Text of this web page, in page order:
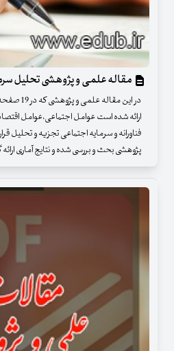
مقاله علمی و پژوهشی تحلیل
ارائه شده است عوامل اجتماعی،عوامل
فناورانه و سرمایه اجتماعی تجزیه و تحلیل
پژوهشی بحث و بررسی شده و نتایج آماری